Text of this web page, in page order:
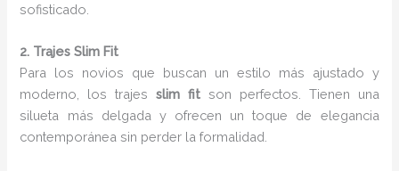
sofisticado.
2. Trajes Slim Fit
Para los novios que buscan un estilo más ajustado y
moderno, los trajesslim fit son perfectos. Tienen una
silueta más delgada y ofrecen un toque de elegancia
contemporánea sin perder la formalidad.